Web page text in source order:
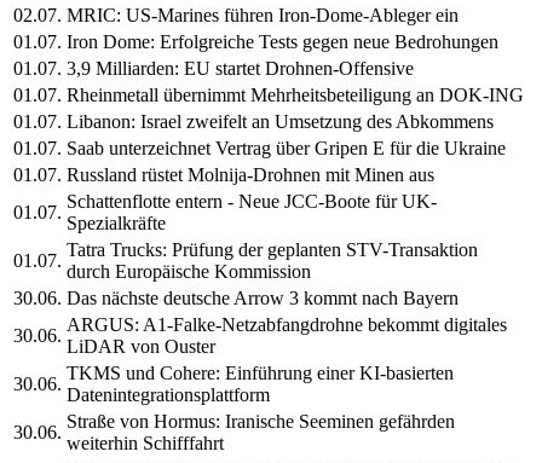
02.07. MRIC: US-Marines führen Iron-Dome-Ableger ein
01.07. Iron Dome: Erfolgreiche Tests gegen neue Bedrohungen
01.07. 3,9 Milliarden: EU startet Drohnen-Offensive
01.07. Rheinmetall übernimmt Mehrheitsbeteiligung an DOK-ING
01.07. Libanon: Israel zweifelt an Umsetzung des Abkommens
01.07. Saab unterzeichnet Vertrag über Gripen E für die Ukraine
01.07. Russland rüstet Molnija-Drohnen mit Minen aus
01.07.
Schattenflotte entern - Neue JCC-Boote für UK-
Spezialkräfte
01.07.
Tatra Trucks: Prüfung der geplanten STV-Transaktion
durch Europäische Kommission
30.06. Das nächste deutsche Arrow 3 kommt nach Bayern
30.06.
ARGUS: A1-Falke-Netzabfangdrohne bekommt digitales
LiDAR von Ouster
30.06.
TKMS und Cohere: Einführung einer KI-basierten
Datenintegrationsplattform
30.06.
Straße von Hormus: Iranische Seeminen gefährden
weiterhin Schifffahrt